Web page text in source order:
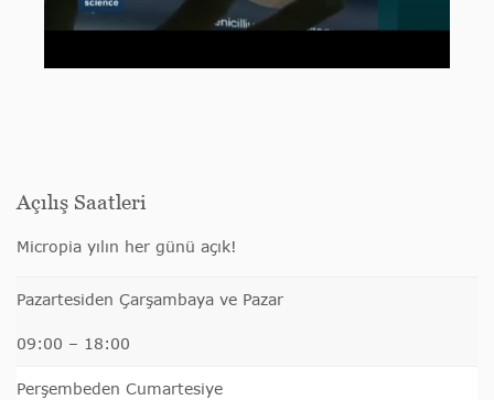
Açılış Saatleri
Micropia yılın her günü açık!
Pazartesiden Çarşambaya ve Pazar
09:00 – 18:00
Perşembeden Cumartesiye